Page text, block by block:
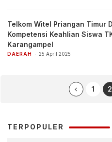
Telkom Witel Priangan Timur
Kompetensi Keahlian Siswa
Karangampel
DAERAH 25 April 2025
1 2
TERPOPULER